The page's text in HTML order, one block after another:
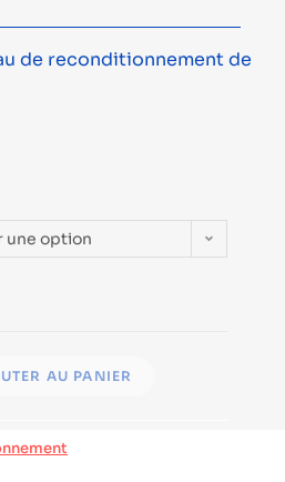
de reconditionnement de
une option
AU PANIER